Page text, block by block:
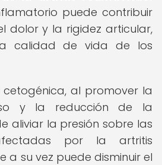
puede contribuir
dolor y la rigidez articular,
calidad de vida de los
al promover la
y la reducción de la
aliviar la presión sobre las
por la artritis
a su vez puede disminuir el